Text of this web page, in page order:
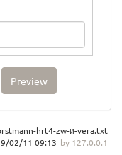
hrt4-zw-и-vera.txt
02/11 09:13 by 127.0.0.1